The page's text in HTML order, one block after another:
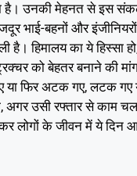
है। उनकी मेहनत से इस
भाई-बहनों और
हिमालय का ये हिस्सा
को बेहतर बनाने की
या फिर अटक गए, लटक
अगर उसी रफ्तार से काम
लोगों के जीवन में ये दिन